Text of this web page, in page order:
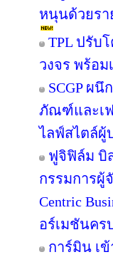
หนุนด้วยรา
TPL ปรับ
วงจร พร้อม
SCGP ผ
ภัณฑ์และเฟ
ไลฟ์สไตล์ผู้
ฟูจิฟิล์ม บิ
กรรมการผู้
Centric
อร์เมชันคร
การ์มิน เข้